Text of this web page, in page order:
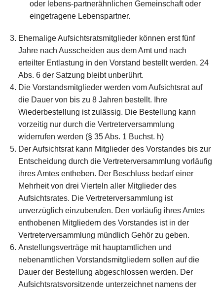
oder lebens-partnerähnlichen Gemeinschaft oder
eingetragene Lebenspartner.
Ehemalige Aufsichtsratsmitglieder können erst fünf
Jahre nach Ausscheiden aus dem Amt und nach
erteilter Entlastung in den Vorstand bestellt werden. 24
Abs. 6 der Satzung bleibt unberührt.
Die Vorstandsmitglieder werden vom Aufsichtsrat auf
die Dauer von bis zu 8 Jahren bestellt. Ihre
Wiederbestellung ist zulässig. Die Bestellung kann
vorzeitig nur durch die Vertreterversammlung
widerrufen werden (§ 35 Abs. 1 Buchst. h)
Der Aufsichtsrat kann Mitglieder des Vorstandes bis zur
Entscheidung durch die Vertreterversammlung vorläufig
ihres Amtes entheben. Der Beschluss bedarf einer
Mehrheit von drei Vierteln aller Mitglieder des
Aufsichtsrates. Die Vertreterversammlung ist
unverzüglich einzuberufen. Den vorläufig ihres Amtes
enthobenen Mitgliedern des Vorstandes ist in der
Vertreterversammlung mündlich Gehör zu geben.
Anstellungsverträge mit hauptamtlichen und
nebenamtlichen Vorstandsmitgliedern sollen auf die
Dauer der Bestellung abgeschlossen werden. Der
Aufsichtsratsvorsitzende unterzeichnet namens der